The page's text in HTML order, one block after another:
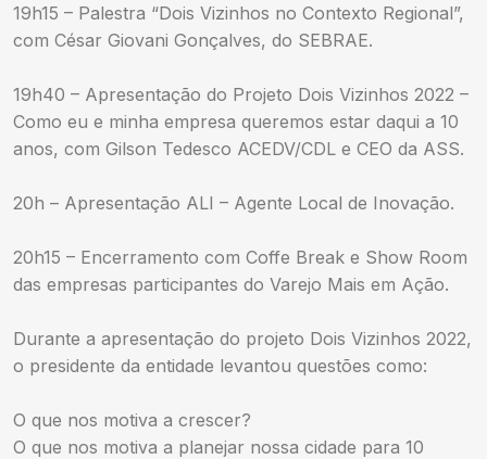
19h15 – Palestra “Dois Vizinhos no Contexto Regional”,
com César Giovani Gonçalves, do SEBRAE.
19h40 – Apresentação do Projeto Dois Vizinhos 2022 –
Como eu e minha empresa queremos estar daqui a 10
anos, com Gilson Tedesco ACEDV/CDL e CEO da ASS.
20h – Apresentação ALI – Agente Local de Inovação.
20h15 – Encerramento com Coffe Break e Show Room
das empresas participantes do Varejo Mais em Ação.
Durante a apresentação do projeto Dois Vizinhos 2022,
o presidente da entidade levantou questões como:
O que nos motiva a crescer?
O que nos motiva a planejar nossa cidade para 10